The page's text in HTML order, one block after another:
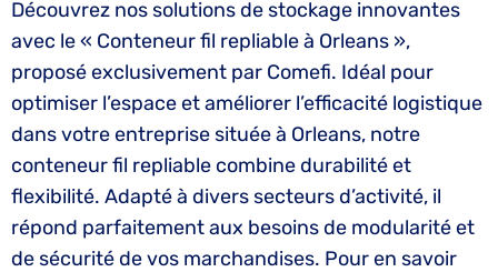
Découvrez nos solutions de stockage innovantes
avec le « Conteneur fil repliable à Orleans »,
proposé exclusivement par Comefi. Idéal pour
optimiser l’espace et améliorer l’efficacité logistique
dans votre entreprise située à Orleans, notre
conteneur fil repliable combine durabilité et
flexibilité. Adapté à divers secteurs d’activité, il
répond parfaitement aux besoins de modularité et
de sécurité de vos marchandises. Pour en savoir